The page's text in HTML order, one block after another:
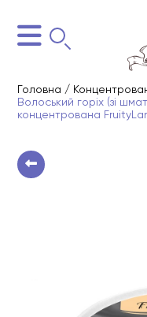
Головна /
Волоський горіх (зі
концентрована